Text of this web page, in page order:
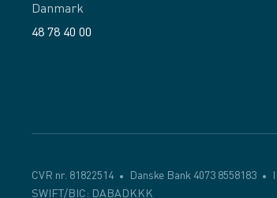
Danmark
48 78 40 00
CVR nr. 81822514 Danske Bank 4073 8558183
SWIFT/BIC: DABADKKK